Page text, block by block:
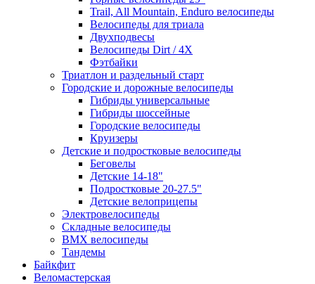
Trail, All Mountain, Enduro велосипеды
Велосипеды для триала
Двухподвесы
Велосипеды Dirt / 4X
Фэтбайки
Триатлон и раздельный старт
Городские и дорожные велосипеды
Гибриды универсальные
Гибриды шоссейные
Городские велосипеды
Круизеры
Детские и подростковые велосипеды
Беговелы
Детские 14-18"
Подростковые 20-27.5"
Детские велоприцепы
Электровелосипеды
Складные велосипеды
BMX велосипеды
Тандемы
Байкфит
Веломастерская